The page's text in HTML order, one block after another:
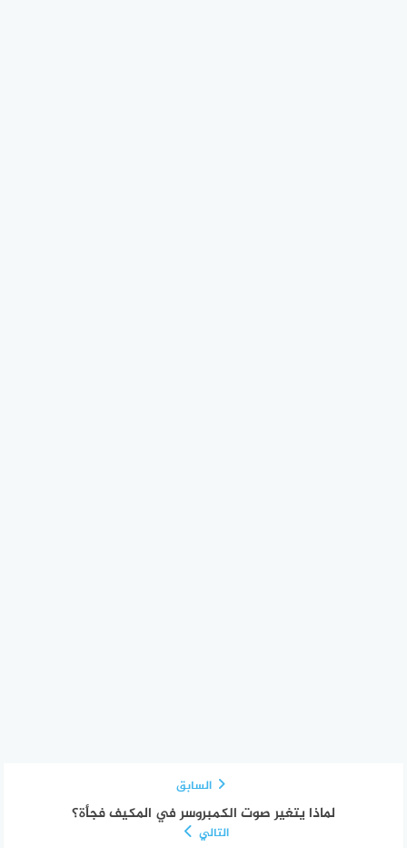
السابق
لماذا يتغير صوت الكمبروسر في المكيف فجأة؟
التالي